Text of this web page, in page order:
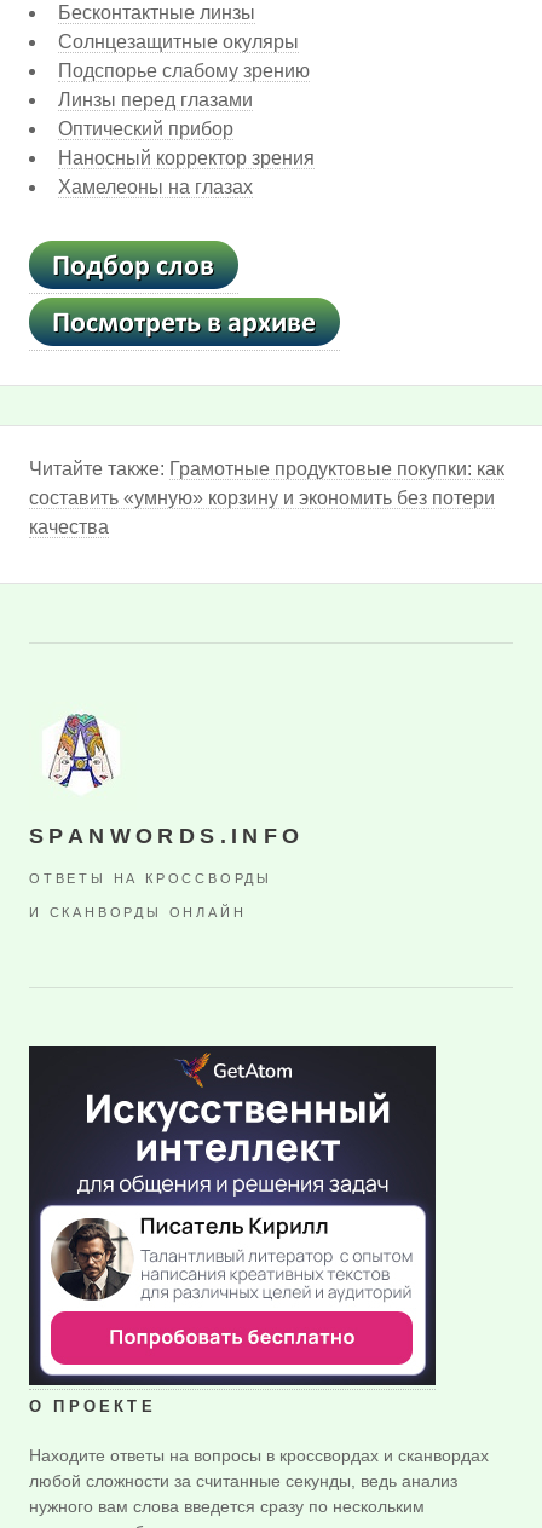
Бесконтактные линзы
Солнцезащитные окуляры
Подспорье слабому зрению
Линзы перед глазами
Оптический прибор
Наносный корректор зрения
Хамелеоны на глазах
Читайте также: Грамотные продуктовые покупки: как
составить «умную» корзину и экономить без потери
качества
SPANWORDS.INFO
ОТВЕТЫ НА КРОССВОРДЫ
И СКАНВОРДЫ ОНЛАЙН
О ПРОЕКТЕ
Находите ответы на вопросы в кроссвордах и сканвордах
любой сложности за считанные секунды, ведь анализ
нужного вам слова введется сразу по нескольким